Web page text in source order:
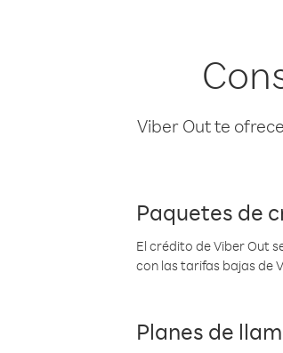
Viber Out te
Paquetes de
El crédito de Viber Out
con las tarifas bajas de
Planes de